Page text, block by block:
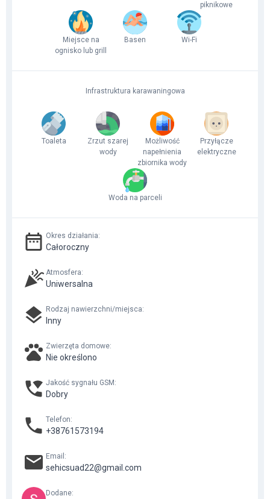
piknikowe
Miejsce na
ognisko lub grill
Basen Wi-Fi
Infrastruktura karawaningowa
Toaleta
Zrzut szarej
wody
Możliwość
napełnienia
zbiornika wody
Przyłącze
elektryczne
Woda na parceli
Okres działania:
Całoroczny
Atmosfera:
Uniwersalna
Rodzaj nawierzchni/miejsca:
Inny
Zwierzęta domowe:
Nie określono
Jakość sygnału GSM :
Dobry
Telefon:
+38761573194
Email :
sehicsuad22@gmail.com
Dodane: